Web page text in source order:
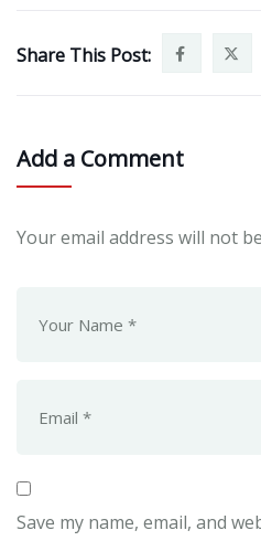
Share This Post:
Add a Comment
Your email address will not
Save my name, email, and